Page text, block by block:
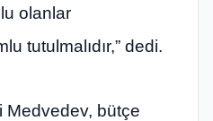
olanlar
tutulmalıdır,” dedi.
Medvedev, bütçe